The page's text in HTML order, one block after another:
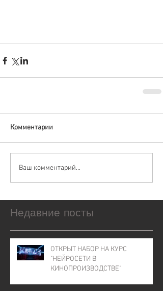
Комментарии
Ваш комментарий...
Недавние посты
ОТКРЫТ НАБОР НА КУРС
"НЕЙРОСЕТИ В
КИНОПРОИЗВОДСТВЕ"